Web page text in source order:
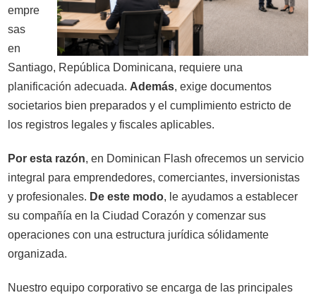
empre
sas
en
Santiago, República Dominicana, requiere una
planificación adecuada. Además, exige documentos
societarios bien preparados y el cumplimiento estricto de
los registros legales y fiscales aplicables.
Por esta razón, en Dominican Flash ofrecemos un servicio
integral para emprendedores, comerciantes, inversionistas
y profesionales. De este modo, le ayudamos a establecer
su compañía en la Ciudad Corazón y comenzar sus
operaciones con una estructura jurídica sólidamente
organizada.
Nuestro equipo corporativo se encarga de las principales